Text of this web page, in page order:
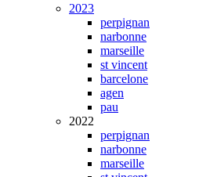
2023
perpignan
narbonne
marseille
st vincent
barcelone
agen
pau
2022
perpignan
narbonne
marseille